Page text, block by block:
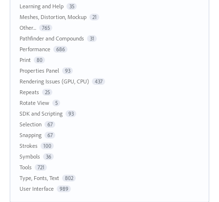
Learning and Help 35
Meshes, Distortion, Mockup 21
Other... 765
Pathfinder and Compounds 31
Performance 686
Print 80
Properties Panel 93
Rendering Issues (GPU, CPU) 437
Repeats 25
Rotate View 5
SDK and Scripting 93
Selection 67
Snapping 67
Strokes 100
Symbols 36
Tools 721
Type, Fonts, Text 802
User Interface 989